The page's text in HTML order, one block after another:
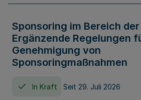
Sponsoring im Bereich der
Ergänzende Regelungen
Genehmigung von
Sponsoringmaßnahmen
In Kraft Seit 29. Juli 2026